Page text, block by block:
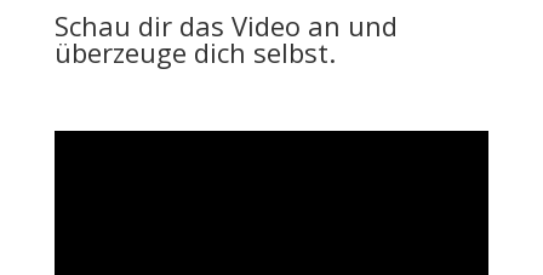
Schau dir das Video an und
überzeuge dich selbst.